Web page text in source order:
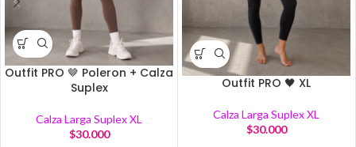
Outfit PRO 🤎 Poleron + Calza
Suplex
Calza Larga Suplex XL
$30.000
Outfit PRO 🖤 XL
Calza Larga Suplex XL
$30.000